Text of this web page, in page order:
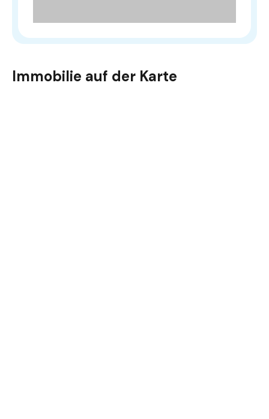
Immobilie auf der Karte